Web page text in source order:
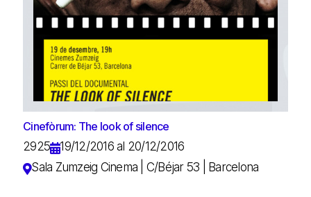
Cinefòrum: The look of silence
2925
19/12/2016 al 20/12/2016
Sala Zumzeig Cinema | C/Béjar 53 | Barcelona